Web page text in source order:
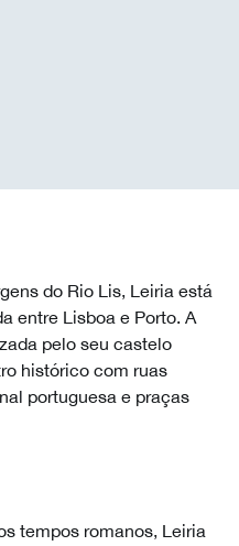
do Rio Lis, Leiria está
entre Lisboa e Porto. A
pelo seu castelo
histórico com ruas
portuguesa e praças
tempos romanos, Leiria